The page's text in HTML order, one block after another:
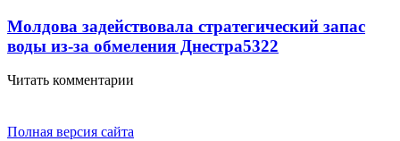
Молдова задействовала стратегический запас
воды из-за обмеления Днестра5322
Читать комментарии
Полная версия сайта